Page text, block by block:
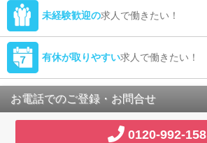
未経験歓迎の求人で働きたい！
有休が取りやすい求人で働きたい！
お電話でのご登録・お問合せ
0120-992-158